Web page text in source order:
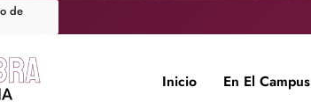
de
Inicio En El Campus